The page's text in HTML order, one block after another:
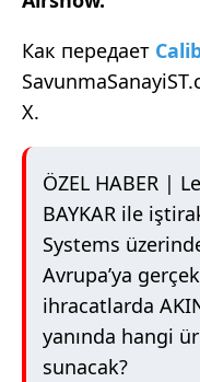
Как передает
Х.
ÖZEL HABER |
BAYKAR ile
Systems
Avrupa’ya
ihracatlarda
yanında hangi
sunacak?